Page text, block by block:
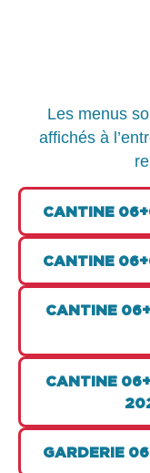
Les menus
affichés à
CANTINE
CANTINE
CANTINE
CANTINE
GARDERIE